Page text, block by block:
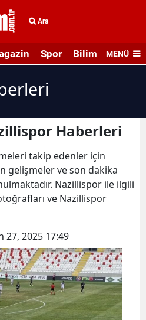
Ara
Spor Bilim veMENÜ
Haberleri
takip edenler için
gelişmeler ve son dakika
Nazillispor ile ilgili
ve Nazillispor
27, 2025 17:49